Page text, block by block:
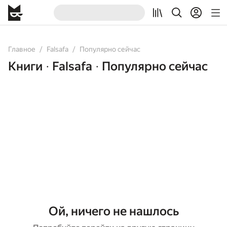
Главное Falsafa Популярно сейчас
Книги • Falsafa • Популярно сейчас
Ой, ничего не нашлось